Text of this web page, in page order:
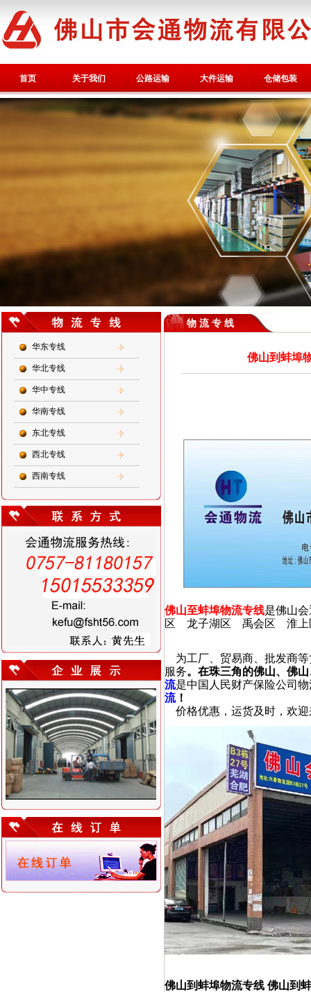
首页 关于我们 公路运输 大件运输 仓储包装
华东专线
华北专线
华中专线
华南专线
东北专线
西北专线
西南专线
物 流 专 线
佛山到蚌埠
佛山至蚌埠物流专线是佛山
区 龙子湖区 禹会区 淮
为工厂、贸易商、批发商
服务。 在珠三角的佛山、佛
流是中国人民财产保险公司
流！
价格优惠，运货及时，欢迎
佛山到蚌埠物流专线 佛山到